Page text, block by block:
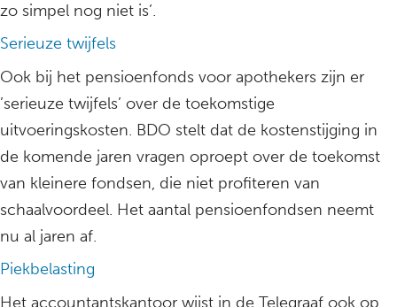
zo simpel nog niet is’.
Serieuze twijfels
Ook bij het pensioenfonds voor apothekers zijn er
’serieuze twijfels’ over de toekomstige
uitvoeringskosten. BDO stelt dat de kostenstijging in
de komende jaren vragen oproept over de toekomst
van kleinere fondsen, die niet profiteren van
schaalvoordeel. Het aantal pensioenfondsen neemt
nu al jaren af.
Piekbelasting
Het accountantskantoor wijst in de Telegraaf ook op